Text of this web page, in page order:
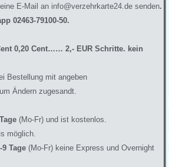
E-Mail an info@verzehrkarte24.de senden.
02463-79100-50.
0,20 Cent…… 2,- EUR Schritte. kein
Bestellung mit angeben
Ändern zugesandt.
(Mo-Fr) und ist kostenlos.
möglich.
9 Tage (Mo-Fr) keine Express und Overnight